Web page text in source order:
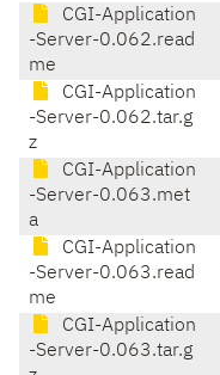
CGI-Application
-Server-0.062.read
me
CGI-Application
-Server-0.062.tar.g
z
CGI-Application
-Server-0.063.met
a
CGI-Application
-Server-0.063.read
me
CGI-Application
-Server-0.063.tar.g